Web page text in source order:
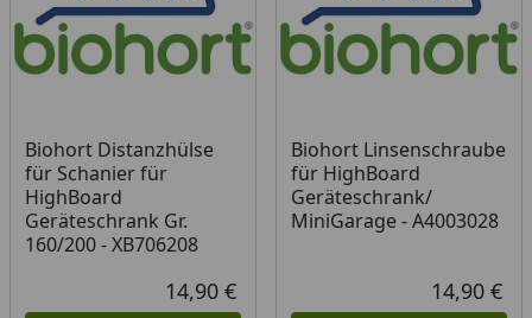
Biohort Distanzhülse
für Schanier für
HighBoard
Geräteschrank Gr.
160/200 - XB706208
Aktueller Preis
14,90 €
Biohort Linsenschraube
für HighBoard
Geräteschrank/
MiniGarage - A4003028
14,90 €